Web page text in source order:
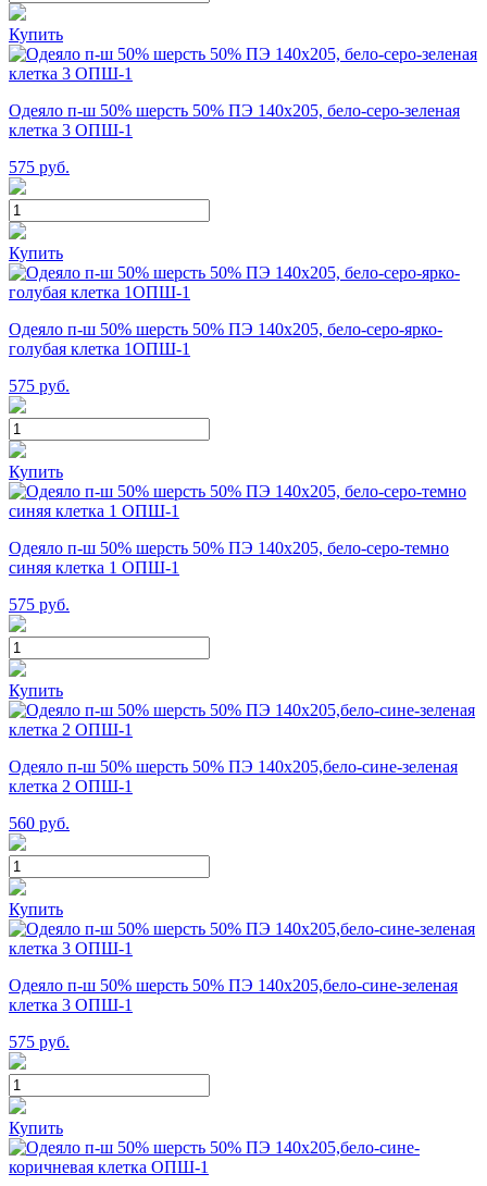
Купить
Одеяло п-ш 50% шерсть 50% ПЭ 140х205, бело-серо-зеленая
клетка 3 ОПШ-1
575 руб.
Купить
Одеяло п-ш 50% шерсть 50% ПЭ 140х205, бело-серо-ярко-
голубая клетка 1ОПШ-1
575 руб.
Купить
Одеяло п-ш 50% шерсть 50% ПЭ 140х205, бело-серо-темно
синяя клетка 1 ОПШ-1
575 руб.
Купить
Одеяло п-ш 50% шерсть 50% ПЭ 140х205,бело-сине-зеленая
клетка 2 ОПШ-1
560 руб.
Купить
Одеяло п-ш 50% шерсть 50% ПЭ 140х205,бело-сине-зеленая
клетка 3 ОПШ-1
575 руб.
Купить